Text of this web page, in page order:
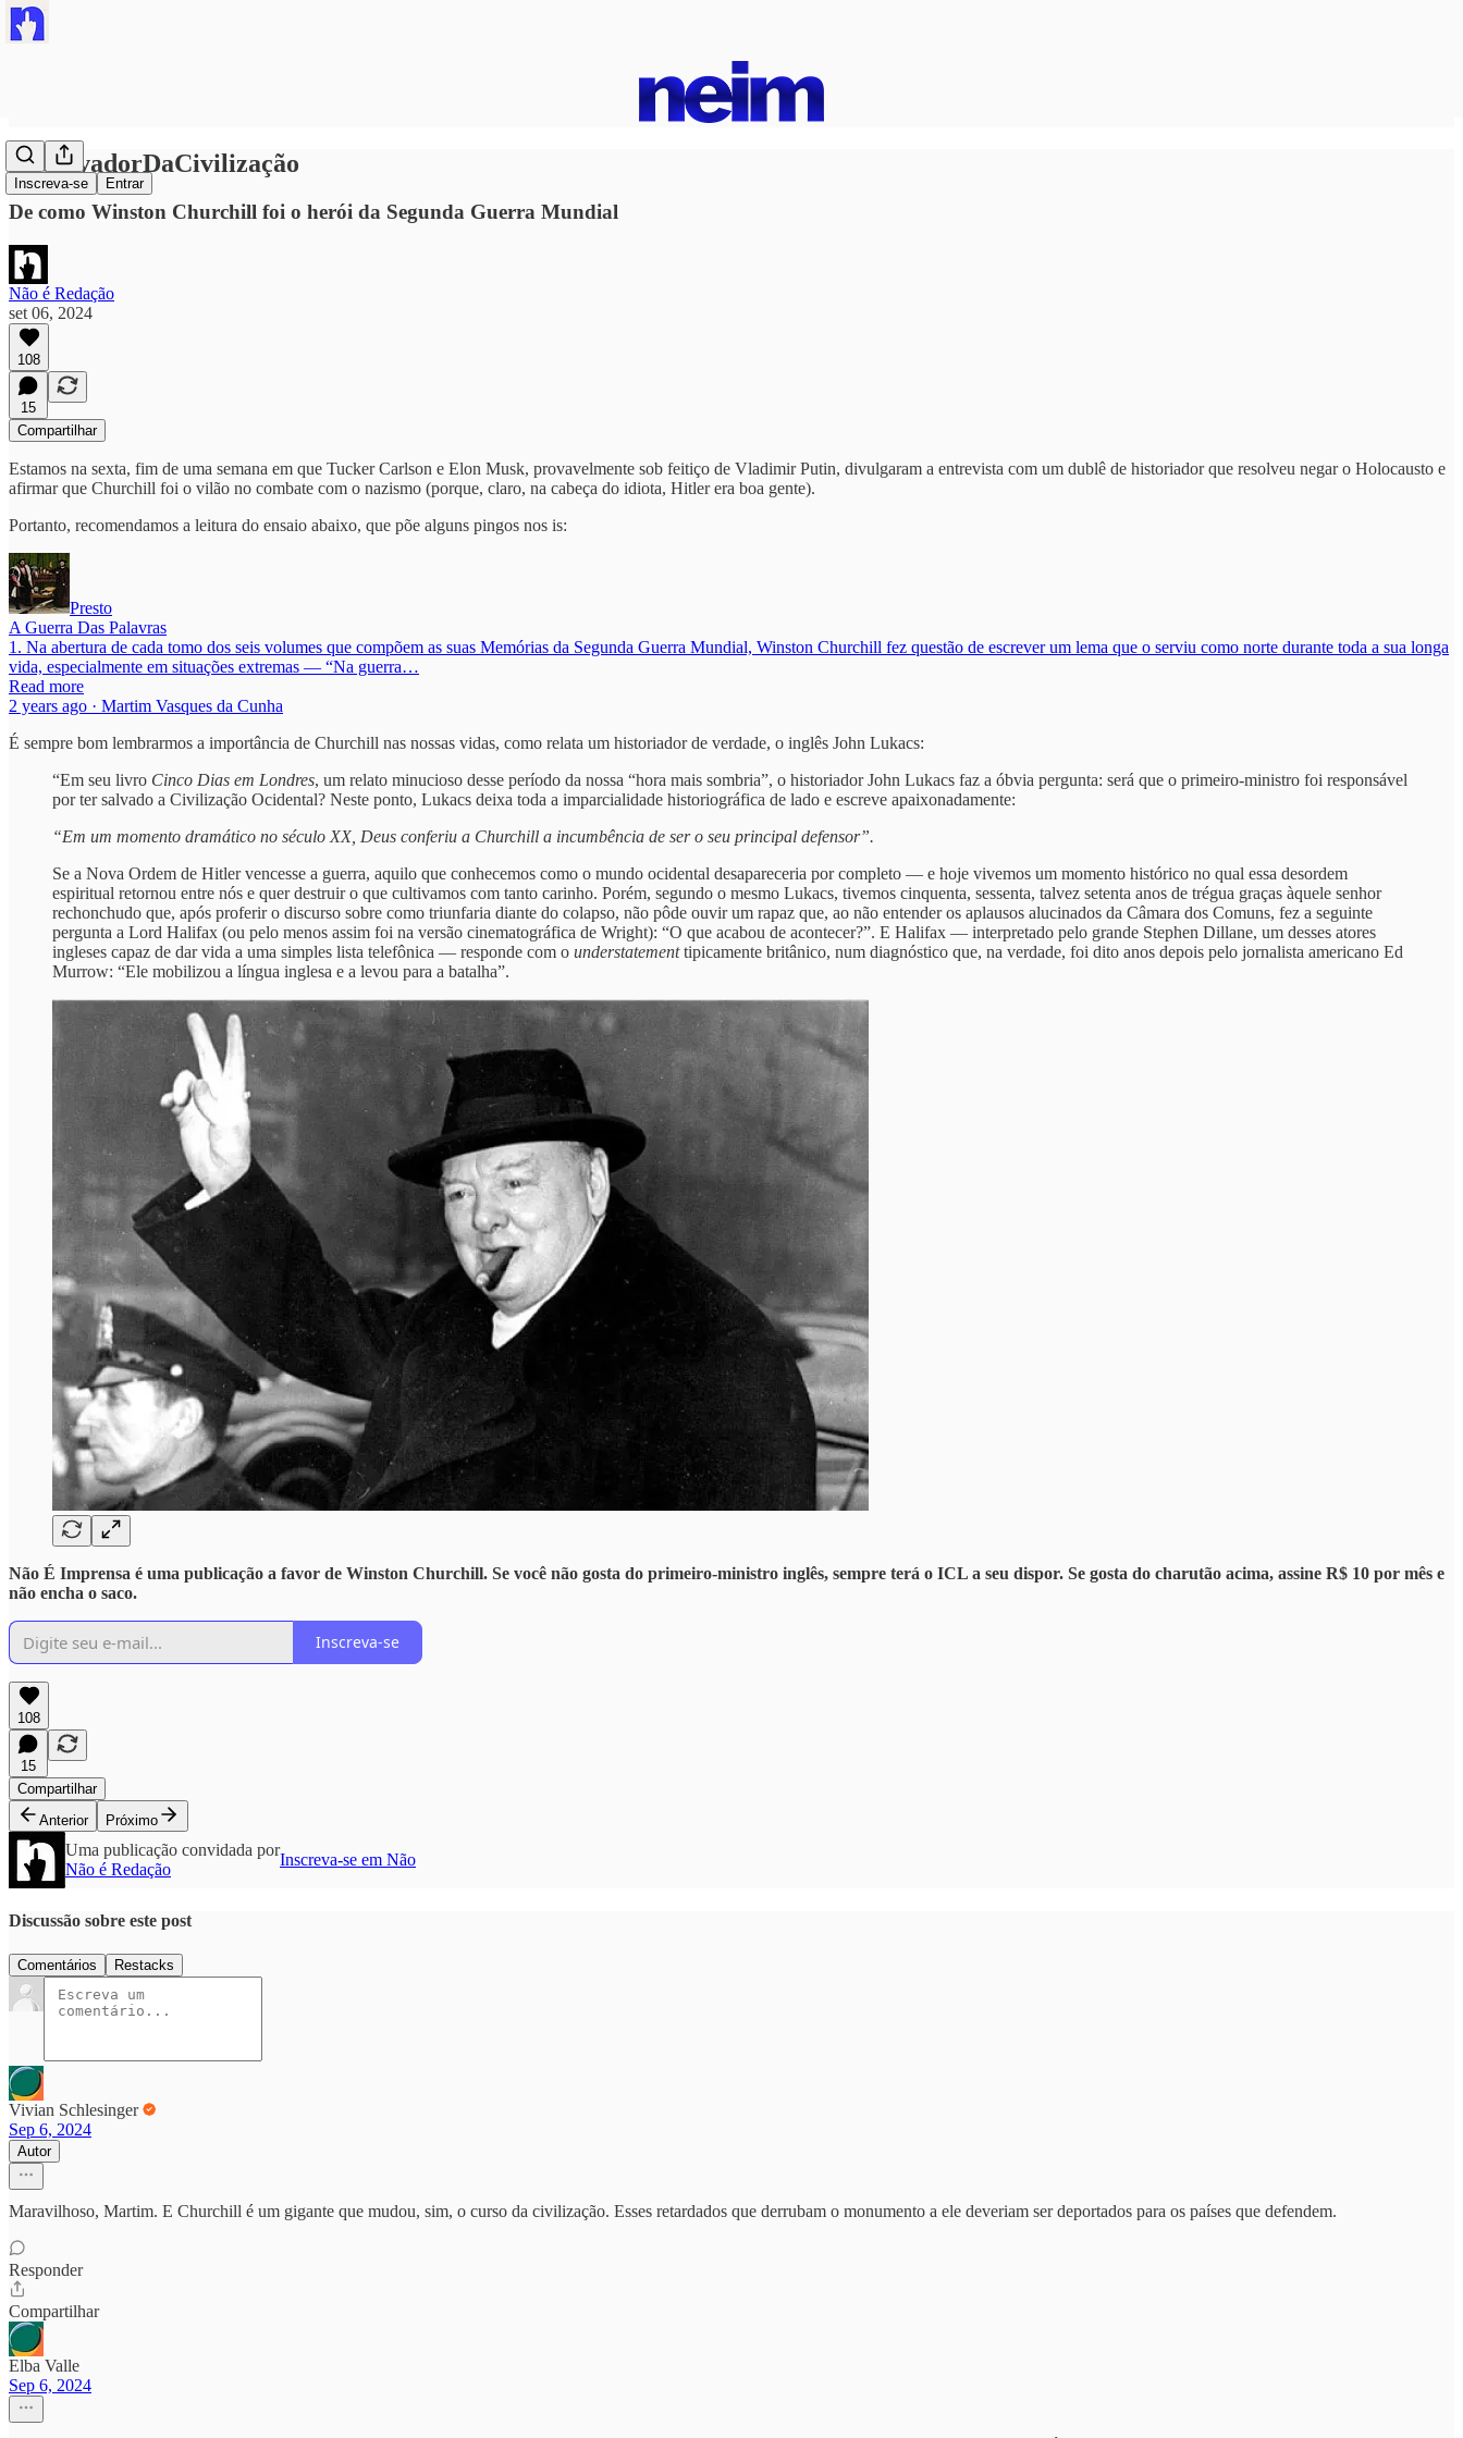
Inscreva-se Entrar
#OSalvadorDaCivilização
De como Winston Churchill foi o herói da Segunda Guerra Mundial
Não é Redação
set 06, 2024
108
15
Compartilhar
Estamos na sexta, fim de uma semana em que Tucker Carlson e Elon Musk, provavelmente sob feitiço de Vladimir Putin, divulgaram a entrevista com um dublê de historiador que resolveu negar o Holocausto e
afirmar que Churchill foi o vilão no combate com o nazismo (porque, claro, na cabeça do idiota, Hitler era boa gente).
Portanto, recomendamos a leitura do ensaio abaixo, que põe alguns pingos nos is:
Presto
A Guerra Das Palavras
1. Na abertura de cada tomo dos seis volumes que compõem as suas Memórias da Segunda Guerra Mundial, Winston Churchill fez questão de escrever um lema que o serviu como norte durante toda a sua longa
vida, especialmente em situações extremas — “Na guerra…
Read more
2 years ago · Martim Vasques da Cunha
É sempre bom lembrarmos a importância de Churchill nas nossas vidas, como relata um historiador de verdade, o inglês John Lukacs:
“Em seu livro Cinco Dias em Londres, um relato minucioso desse período da nossa “hora mais sombria”, o historiador John Lukacs faz a óbvia pergunta: será que o primeiro-ministro foi responsável
por ter salvado a Civilização Ocidental? Neste ponto, Lukacs deixa toda a imparcialidade historiográfica de lado e escreve apaixonadamente:
“Em um momento dramático no século XX, Deus conferiu a Churchill a incumbência de ser o seu principal defensor”.
Se a Nova Ordem de Hitler vencesse a guerra, aquilo que conhecemos como o mundo ocidental desapareceria por completo — e hoje vivemos um momento histórico no qual essa desordem
espiritual retornou entre nós e quer destruir o que cultivamos com tanto carinho. Porém, segundo o mesmo Lukacs, tivemos cinquenta, sessenta, talvez setenta anos de trégua graças àquele senhor
rechonchudo que, após proferir o discurso sobre como triunfaria diante do colapso, não pôde ouvir um rapaz que, ao não entender os aplausos alucinados da Câmara dos Comuns, fez a seguinte
pergunta a Lord Halifax (ou pelo menos assim foi na versão cinematográfica de Wright): “O que acabou de acontecer?”. E Halifax — interpretado pelo grande Stephen Dillane, um desses atores
ingleses capaz de dar vida a uma simples lista telefônica — responde com o understatementtipicamente britânico, num diagnóstico que, na verdade, foi dito anos depois pelo jornalista americano Ed
Murrow: “Ele mobilizou a língua inglesa e a levou para a batalha”.
Não É Imprensa é uma publicação a favor de Winston Churchill. Se você não gosta do primeiro-ministro inglês, sempre terá o ICL a seu dispor. Se gosta do charutão acima, assine R$ 10 por mês e
não encha o saco.
Inscreva-se
108
15
Compartilhar
Anterior
Próximo
Uma publicação convidada por
Não é Redação
Inscreva-se em Não
Discussão sobre este post
Comentários Restacks
Vivian Schlesinger
Sep 6, 2024
Autor
Maravilhoso, Martim. E Churchill é um gigante que mudou, sim, o curso da civilização. Esses retardados que derrubam o monumento a ele deveriam ser deportados para os países que defendem.
Responder
Compartilhar
Elba Valle
Sep 6, 2024